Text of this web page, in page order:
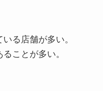
る店舗が多い。
ことが多い。